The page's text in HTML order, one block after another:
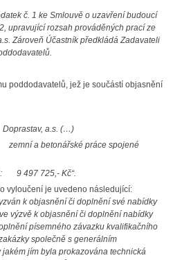
č. 1 ke Smlouvě o uzavření budoucí
upravující rozsah prováděných prací ze
Zároveň Účastník předkládá Zadavateli
jež je součástí objasnění
a.s. (…)
a betonářské práce spojené
9 497 725,- Kč“.
je uvedeno následující:
k objasnění či doplnění své nabídky
výzvě k objasnění či doplnění nabídky
písemného závazku kvalifikačního
společně s generálním
jím byla prokazována technická